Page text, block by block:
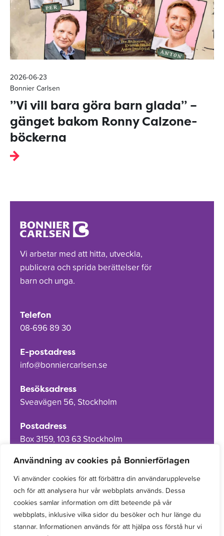
Användning av cookies på Bonnierförlagen
Vi använder cookies för att förbättra din användarupplevelse
och för att analysera hur vår webbplats används. Dessa
cookies samlar information om ditt beteende på vår
webbplats, inklusive vilka sidor du besöker och hur länge du
stannar. Informationen används för att hjälpa oss förstå hur vi
2026-06-23
Bonnier Carlsen
”Vi vill bara göra barn glada” –
gänget bakom Ronny Calzone-
böckerna
Vi arbetar med att hitta, utveckla,
publicera och sprida berättelser för
barn och unga.
Telefon
08-696 89 30
E-postadress
info@bonniercarlsen.se
Besöksadress
Sveavägen 56, Stockholm
Postadress
Box 3159, 103 63 Stockholm
Om Bonnierförlagen
Cookies
Integritetspolicy